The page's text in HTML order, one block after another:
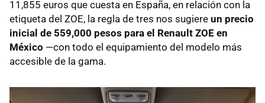
11,855 euros que cuesta en España, en relación con la
etiqueta del ZOE, la regla de tres nos sugiere un precio
inicial de 559,000 pesos para el Renault ZOE en
México —con todo el equipamiento del modelo más
accesible de la gama.